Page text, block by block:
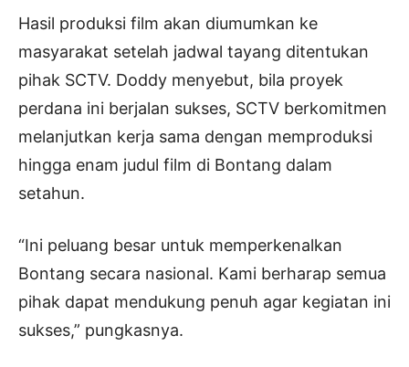
Hasil produksi film akan diumumkan ke
masyarakat setelah jadwal tayang ditentukan
pihak SCTV. Doddy menyebut, bila proyek
perdana ini berjalan sukses, SCTV berkomitmen
melanjutkan kerja sama dengan memproduksi
hingga enam judul film di Bontang dalam
setahun.
“Ini peluang besar untuk memperkenalkan
Bontang secara nasional. Kami berharap semua
pihak dapat mendukung penuh agar kegiatan ini
sukses,” pungkasnya.